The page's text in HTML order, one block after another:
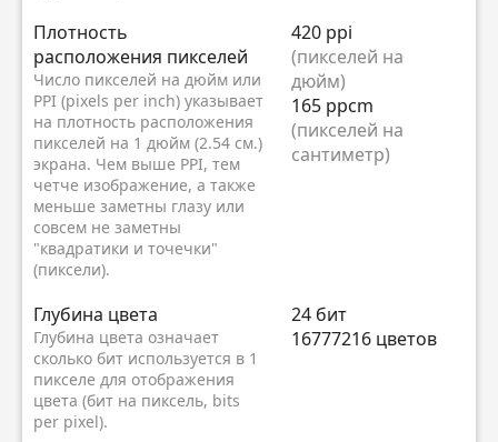
Плотность
расположения пикселей
Число пикселей на дюйм или
PPI (pixels per inch) указывает
на плотность расположения
пикселей на 1 дюйм (2.54 см.)
экрана. Чем выше PPI, тем
четче изображение, а также
меньше заметны глазу или
совсем не заметны
"квадратики и точечки"
(пиксели).
420 ppi
(пикселей на
дюйм)
165 ppcm
(пикселей на
сантиметр)
Глубина цвета
Глубина цвета означает
сколько бит используется в 1
пикселе для отображения
цвета (бит на пиксель, bits
per pixel).
24 бит
16777216 цветов